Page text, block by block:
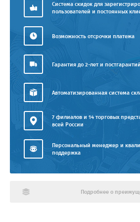
Система скидок для
пользователей и постоянных
Возможность отсрочки платежа
Гарантия до 2-лет и
Автоматизированная система
7 филиалов и 14 торговых
всей России
Персональный менеджер и
поддержка
Подробнее о